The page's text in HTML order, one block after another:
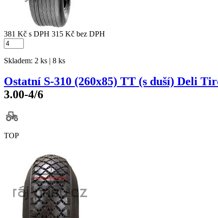
381 Kč s DPH 315 Kč bez DPH
Skladem: 2 ks | 8 ks
Ostatní S-310 (260x85) TT (s duší) Deli
3.00-4/6
TOP